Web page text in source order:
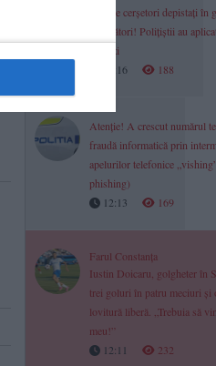
Zeci de cerșetori depistați în
de călători! Polițiștii au
amenzi
12:16
188
Atenție! A crescut numărul
fraudă informatică prin
apelurilor telefonice
phishing)
12:13
169
Farul Constanța
Iustin Doicaru, golgheter în
trei goluri în patru meciuri și
lovitură liberă. „Trebuia să
meu!”
12:11
232